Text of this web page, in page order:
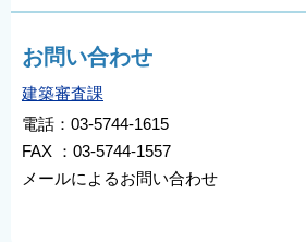
お問い合わせ
建築審査課
電話：03-5744-1615
FAX ：03-5744-1557
メールによるお問い合わせ